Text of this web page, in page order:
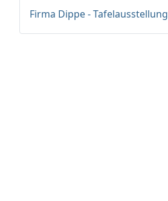
Firma Dippe - Tafelausstellung